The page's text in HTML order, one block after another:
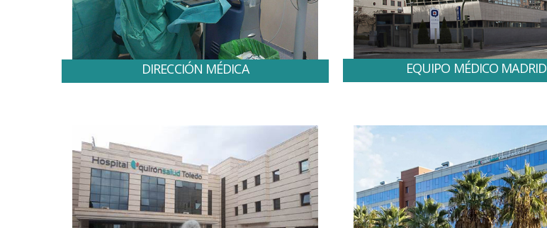
DIRECCIÓN MÉDICA EQUIPO MÉDICO MADRID